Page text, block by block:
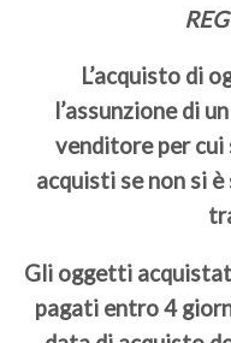
L’acquisto di
l’assunzione di
venditore per
acquisti se non si
Gli oggetti
pagati entro 4